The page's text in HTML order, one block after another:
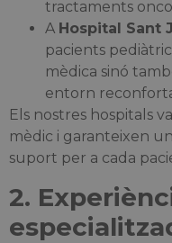
tractaments
A Hospital Sant
pacients
mèdica sinó
entorn
Els nostres hospitals
mèdic i garanteixen
suport per a cada
2.